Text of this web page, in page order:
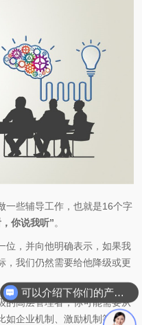
一些辅导工作，也就是16个字
你说我听”。
位，并向他明确表示，如果我
，我们仍然需要给他降级或更
的高层管理者，你可能需要从
如企业机制、激励机制等，而
可以介绍下你们的产品么